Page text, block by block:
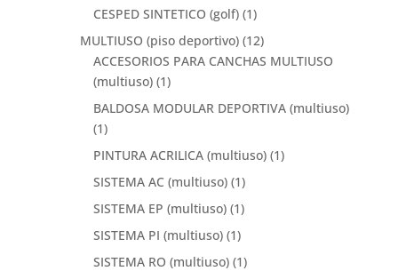
CESPED SINTETICO (golf) (1)
MULTIUSO (piso deportivo) (12)
ACCESORIOS PARA CANCHAS MULTIUSO
(multiuso) (1)
BALDOSA MODULAR DEPORTIVA (multiuso)
(1)
PINTURA ACRILICA (multiuso) (1)
SISTEMA AC (multiuso) (1)
SISTEMA EP (multiuso) (1)
SISTEMA PI (multiuso) (1)
SISTEMA RO (multiuso) (1)